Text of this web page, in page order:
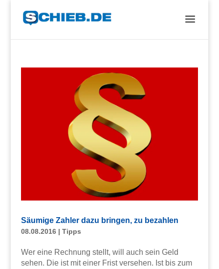
Säumige Zahler dazu bringen, zu bezahlen
08.08.2016| Tipps
Wer eine Rechnung stellt, will auch sein Geld
sehen. Die ist mit einer Frist versehen. Ist bis zum